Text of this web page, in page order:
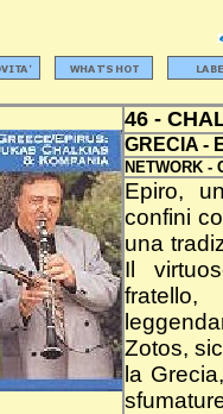
46 -
GRECIA -
NETWORK -
Epiro,
confini
una
Il
fratello,
Zotos,
la